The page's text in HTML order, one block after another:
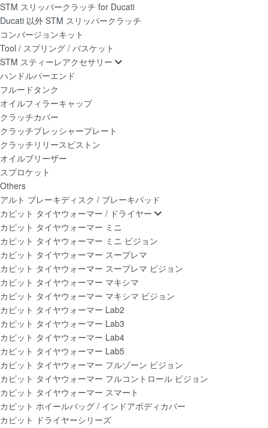
STM スリッパークラッチ for Ducati
Ducati 以外 STM スリッパークラッチ
コンバージョンキット
Tool / スプリング / バスケット
STM スティーレアクセサリー
ハンドルバーエンド
フルードタンク
オイルフィラーキャップ
クラッチカバー
クラッチプレッシャープレート
クラッチリリースピストン
オイルブリーザー
スプロケット
Others
アルト ブレーキディスク / ブレーキパッド
カピット タイヤウォーマー / ドライヤー
カピット タイヤウォーマー ミニ
カピット タイヤウォーマー ミニ ビジョン
カピット タイヤウォーマー スープレマ
カピット タイヤウォーマー スープレマ ビジョン
カピット タイヤウォーマー マキシマ
カピット タイヤウォーマー マキシマ ビジョン
カピット タイヤウォーマー Lab2
カピット タイヤウォーマー Lab3
カピット タイヤウォーマー Lab4
カピット タイヤウォーマー Lab5
カピット タイヤウォーマー フルゾーン ビジョン
カピット タイヤウォーマー フルコントロール ビジョン
カピット タイヤウォーマー スマート
カピット ホイールバッグ / インドアボディカバー
カピット ドライヤーシリーズ